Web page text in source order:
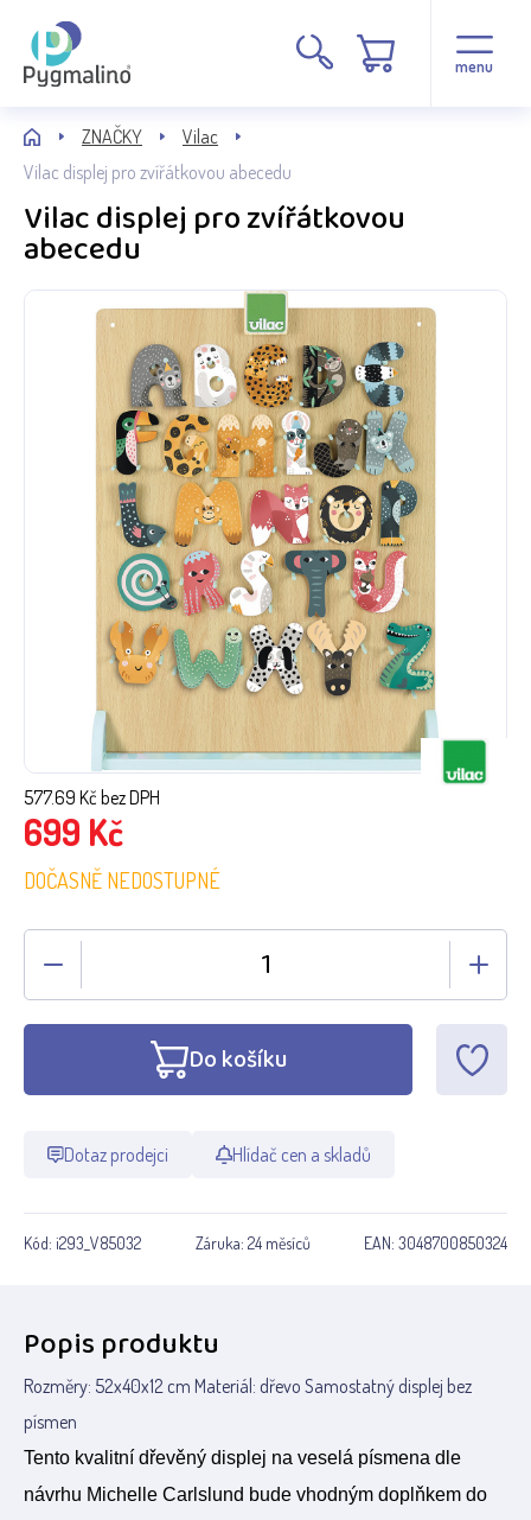
menu
ZNAČKY
Vilac
Vilac displej pro zvířátkovou abecedu
Vilac displej pro zvířátkovou
abecedu
577.69 Kč bez DPH
699 Kč
DOČASNĚ NEDOSTUPNÉ
Do košíku
Dotaz prodejci Hlídač cen a skladů
Kód: i293_V85032 Záruka: 24 měsíců EAN: 3048700850324
Popis produktu
Rozměry: 52x40x12 cm Materiál: dřevo Samostatný displej bez
písmen
Tento kvalitní dřevěný displej na veselá písmena dle
návrhu Michelle Carlslund bude vhodným doplňkem do